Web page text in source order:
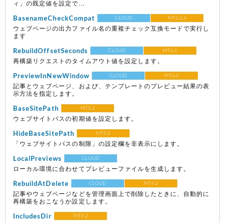
ィ」の既定値を設定で...
BasenameCheckCompat CLOUD MT6.2.4
ウェブページの出力ファイル名の重複チェック互換モードで実行し
ます
RebuildOffsetSeconds CLOUD MT6.1
再構築リクエストのタイムアウト値を設定します。
PreviewInNewWindow CLOUD MT6.0
記事とウェブページ、および、テンプレートのプレビュー結果の表
示方法を指定します。
BaseSitePath MT5.2
ウェブサイトパスの初期値を設定します。
HideBaseSitePath MT5.2
「ウェブサイトパスの制限」の設定欄を非表示にします。
LocalPreviews CLOUD
ローカル環境に合わせてプレビューファイルを生成します。
RebuildAtDelete CLOUD MT4.2
記事やウェブページなどを管理画面上で削除したときに、自動的に
再構築をおこなうか設定します。
IncludesDir MT4.2